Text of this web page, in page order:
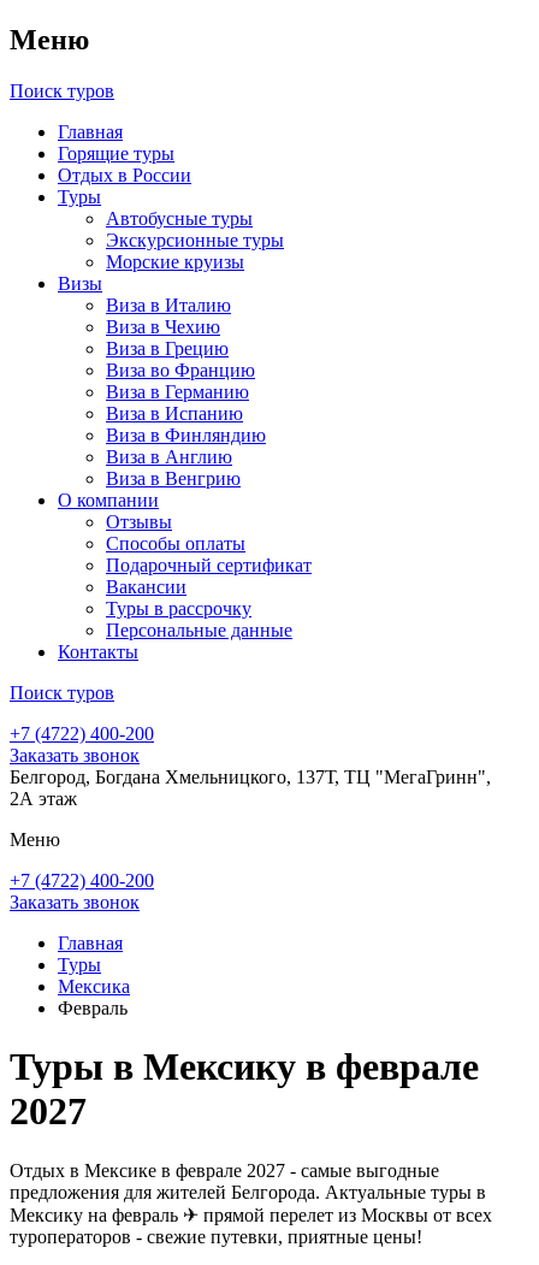
Меню
Поиск туров
Главная
Горящие туры
Отдых в России
Туры
Автобусные туры
Экскурсионные туры
Морские круизы
Визы
Виза в Италию
Виза в Чехию
Виза в Грецию
Виза во Францию
Виза в Германию
Виза в Испанию
Виза в Финляндию
Виза в Англию
Виза в Венгрию
О компании
Отзывы
Способы оплаты
Подарочный сертификат
Вакансии
Туры в рассрочку
Персональные данные
Контакты
Поиск туров
+7 (4722) 400-200
Заказать звонок
Белгород, Богдана Хмельницкого, 137Т, ТЦ "МегаГринн",
2А этаж
Меню
+7 (4722) 400-200
Заказать звонок
Главная
Туры
Мексика
Февраль
Туры в Мексику в феврале
2027
Отдых в Мексике в феврале 2027 - самые выгодные
предложения для жителей Белгорода. Актуальные туры в
Мексику на февраль ✈ прямой перелет из Москвы от всех
туроператоров - свежие путевки, приятные цены!